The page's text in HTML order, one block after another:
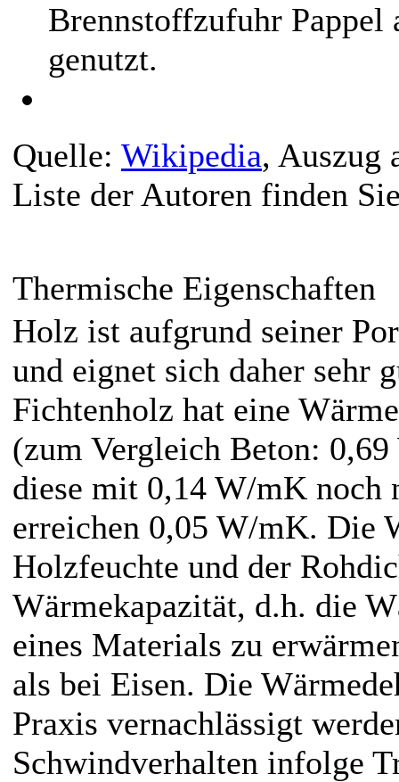
Brennstoffzufuhr Pappel
genutzt.
Quelle: Wikipedia, Auszug
Liste der Autoren finden
Thermische Eigenschaften
Holz ist aufgrund seiner
und eignet sich daher sehr
Fichtenholz hat eine
(zum Vergleich Beton:
diese mit 0,14 W/mK noch
erreichen 0,05 W/mK. Die
Holzfeuchte und der
Wärmekapazität, d.h. die
eines Materials zu
als bei Eisen. Die
Praxis vernachlässigt
Schwindverhalten infolge